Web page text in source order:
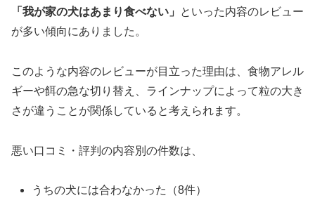
「我が家の犬はあまり食べない」
といった内容のレビュー
が多い傾向にありました。
このような内容のレビューが目立った理由は、食物アレル
ギーや餌の急な切り替え、ラインナップによって粒の大き
さが違うことが関係していると考えられます。
悪い口コミ・評判の内容別の件数は、
うちの犬には合わなかった（8件）